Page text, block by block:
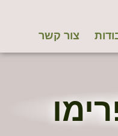
צור קשר